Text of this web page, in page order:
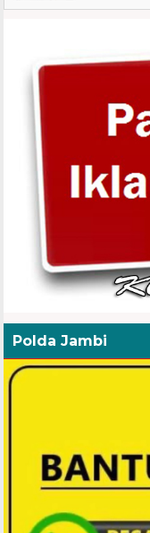
Polda Jambi